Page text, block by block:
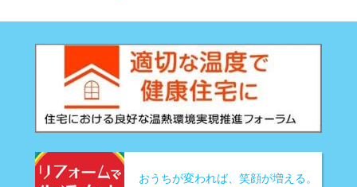
おうちが変われば、笑顔が増える。